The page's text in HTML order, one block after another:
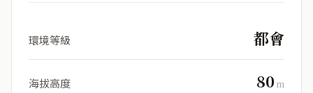
環境等級 都會
海拔高度 80m